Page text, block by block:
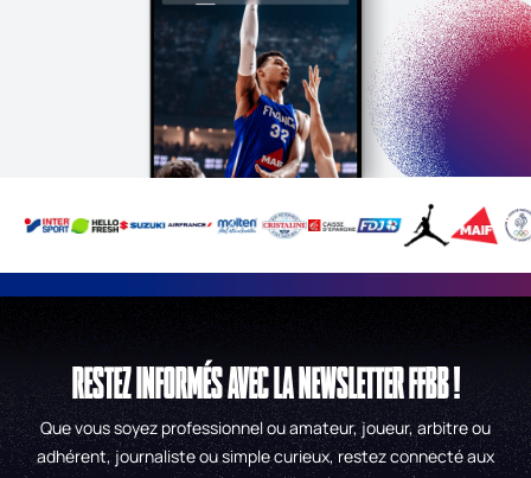
RESTEZ INFORMÉS AVEC LA NEWSLETTER FFBB !
Que vous soyez professionnel ou amateur, joueur, arbitre ou
adhérent, journaliste ou simple curieux, restez connecté aux